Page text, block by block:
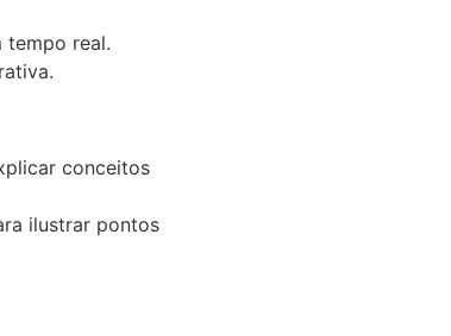
tempo real.
conceitos
ilustrar pontos